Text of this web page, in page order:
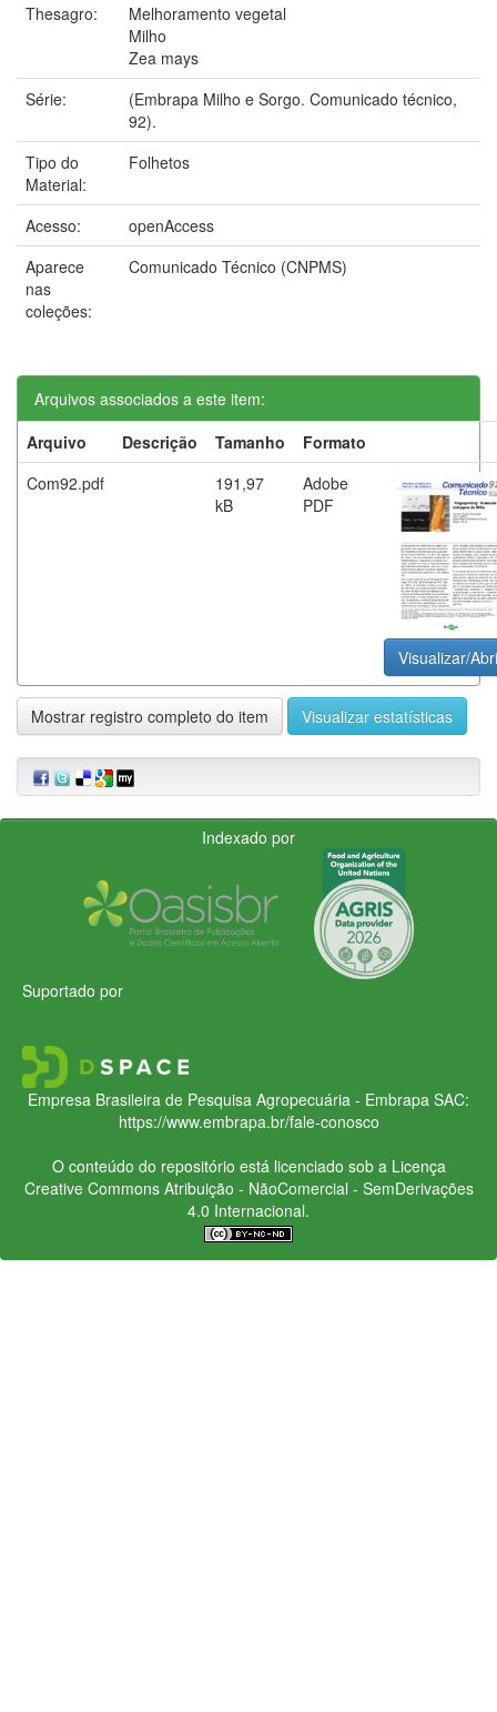
Thesagro:
Melhoramento vegetal
Milho
Zea mays
Série:
(Embrapa Milho e Sorgo. Comunicado técnico,
92).
Tipo do
Material:
Folhetos
Acesso:
openAccess
Aparece
nas
coleções:
Comunicado Técnico (CNPMS)
Arquivos associados a este item:
Arquivo
Descrição Tamanho
Formato
Com92.pdf
191,97
kB
Adobe
PDF
Visualizar/
Mostrar registro completo do item Visualizar estatísticas
Indexado por
Suportado por
Empresa Brasileira de Pesquisa Agropecuária - Embrapa SAC:
https://www.embrapa.br/fale-conosco
O conteúdo do repositório está licenciado sob a Licença
Creative CommonsAtribuição - NãoComercial - SemDerivações
4.0 Internacional.